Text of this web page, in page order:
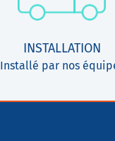
INSTALLATION
Installé par nos